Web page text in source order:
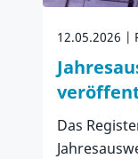
12.05.2026
Das